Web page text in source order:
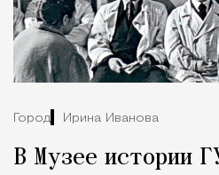
Город Ирина Иванова
В Музее истории